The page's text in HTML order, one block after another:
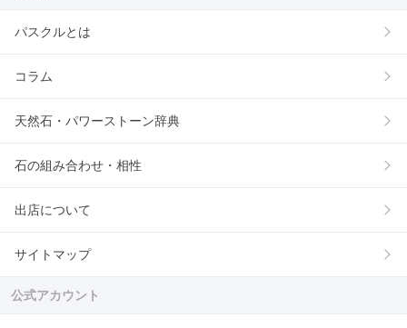
パスクルとは
コラム
天然石・パワーストーン辞典
石の組み合わせ・相性
出店について
サイトマップ
公式アカウント